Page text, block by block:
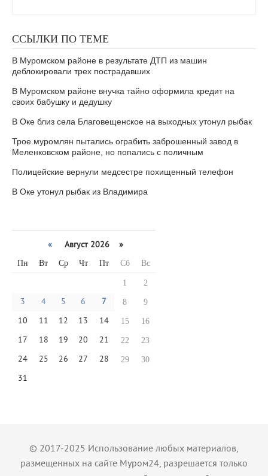
ССЫЛКИ ПО ТЕМЕ
В Муромском районе в результате ДТП из машин
деблокировали трех пострадавших
В Муромском районе внучка тайно оформила кредит на
своих бабушку и дедушку
В Оке близ села Благовещенское на выходных утонул рыбак
Трое муромлян пытались ограбить заброшенный завод в
Меленковском районе, но попались с поличным
Полицейские вернули медсестре похищенный телефон
В Оке утонул рыбак из Владимира
« Август 2026 »
Пн Вт Ср Чт Пт Сб Вс
1 2
3 4 5 6 7 8 9
10 11 12 13 14 15 16
17 18 19 20 21 22 23
24 25 26 27 28 29 30
31
© 2017-2025 Использование любых материалов,
размещенных на сайте Муром24, разрешается только